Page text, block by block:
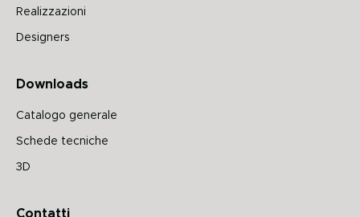
Realizzazioni
Designers
Downloads
Catalogo generale
Schede tecniche
3D
Contatti